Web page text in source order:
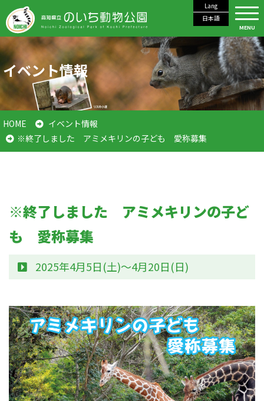
Lang
日本語
MENU
イベント情報
HOME
イベント情報
※終了しました アミメキリンの子ども 愛称募集
※終了しました アミメキリンの子ど
も 愛称募集
2025年4月5日(土)～4月20日(日)